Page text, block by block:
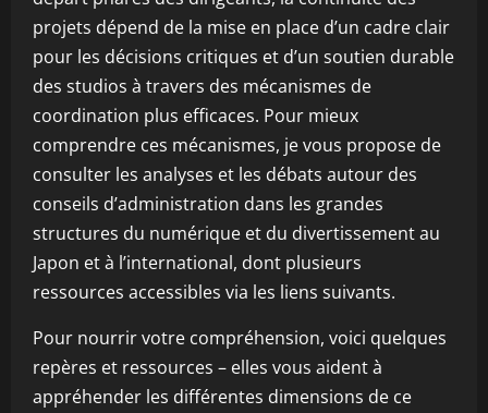
projets dépend de la mise en place d’un cadre clair
pour les décisions critiques et d’un soutien durable
des studios à travers des mécanismes de
coordination plus efficaces. Pour mieux
comprendre ces mécanismes, je vous propose de
consulter les analyses et les débats autour des
conseils d’administration dans les grandes
structures du numérique et du divertissement au
Japon et à l’international, dont plusieurs
ressources accessibles via les liens suivants.
Pour nourrir votre compréhension, voici quelques
repères et ressources – elles vous aident à
appréhender les différentes dimensions de ce